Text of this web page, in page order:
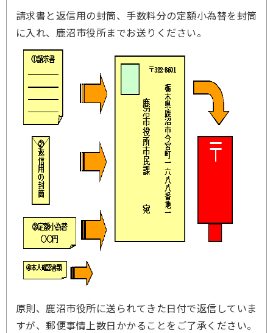
請求書と返信用の封筒、手数料分の定額小為替を封筒
に入れ、鹿沼市役所までお送りください。
原則、鹿沼市役所に送られてきた日付で返信していま
すが、郵便事情上数日かかることをご了承ください。